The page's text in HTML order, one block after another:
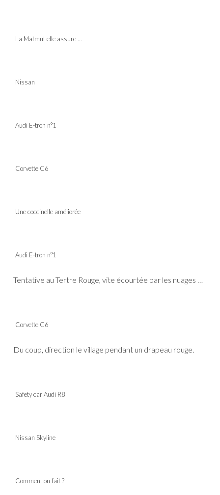
La Matmut elle assure ...
Nissan
Audi E-tron n°1
Corvette C6
Une coccinelle améliorée
Audi E-tron n°1
Tentative au Tertre Rouge, vite écourtée par les nuages …
Corvette C6
Du coup, direction le village pendant un drapeau rouge.
Safety car Audi R8
Nissan Skyline
Comment on fait ?